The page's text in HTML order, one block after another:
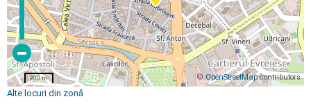
© OpenStreetMapcontributors
200 m
Alte locuri din zonă